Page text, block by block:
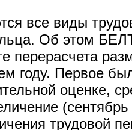
все виды
Об этом
перерасчета
году. Первое
оценке,
(сентябрь
трудовой